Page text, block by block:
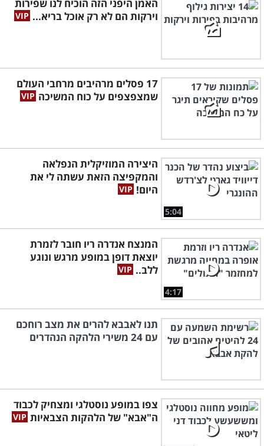
האמן היפני הזה הוכיח לנו שפירות
וירקות הם לא רק אוכל בריא...
17 פסלים מרהיבים מרחבי העולם
שמצפצפים על כוח המשיכה
5:04
היצירה המוזיקלית הנפלאה
והמקפיצה הזאת עשתה לי את
היום!
4:17
המנצח אנדרה ריו חובר לזמרת
יוצאת דופן במופע מרגש ונוגע
ללב..
תנו לאבבא להרים את מצב רוחכם
עם 24 משירי הלהקה הנהדרים
צפו במופע נוסטלגי ומצחיק לכבוד
ה"אבא" של הלהקות הצבאיות